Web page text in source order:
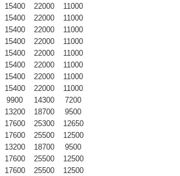
15400 22000
11000
15400 22000
11000
15400 22000
11000
15400 22000
11000
15400 22000
11000
15400 22000
11000
15400 22000
11000
15400 22000
11000
9900 14300
7200
13200 18700
9500
17600 25300
12650
17600 25500
12500
13200 18700
9500
17600 25500
12500
17600 25500
12500